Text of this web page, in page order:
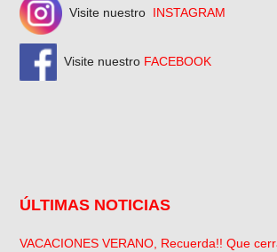
Visite nuestro INSTAGRAM
Visite nuestro FACEBOOK
ÚLTIMAS NOTICIAS
VACACIONES VERANO, Recuerda!! Que